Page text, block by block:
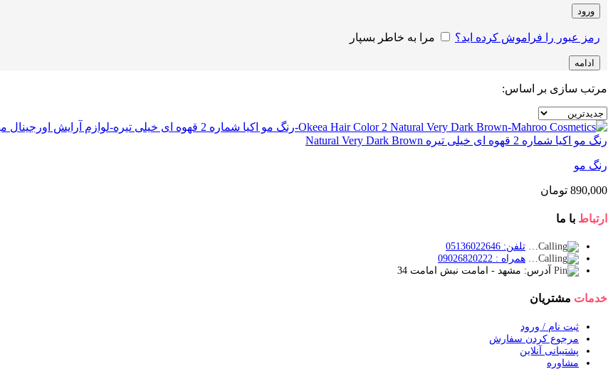
ورود
رمز عبور را فراموش کرده اید؟ مرا به خاطر بسپار
ادامه
مرتب سازی بر اساس:
رنگ مو اکیا شماره 2 قهوه ای خیلی تیره Natural Very Dark Brown
رنگ مو
890,000 تومان
ارتباط با ما
تلفن: 05136022646
همراه : 09026820222
آدرس: مشهد - امامت نبش امامت 34
خدمات مشتریان
ثبت نام / ورود
مرجوع کردن سفارش
پشتیبانی آنلاین
مشاوره